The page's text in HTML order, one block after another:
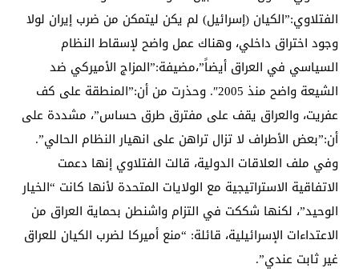
الفتلاوي:”الكيان (إسرائيل) لم يكن ليتمكن من ضرب إيران لولا
وجود اختراق داخلي، وهناك عمل واضح لإسقاط النظام
السياسي في العراق أيضاً”،مضيفة:”المزاج الأميركي ضد
الشيعة واضح منذ 2005″. وحذرت من أن:”المنطقة على كف
عفريت، والعراق يقف على مفترق طرق حساس”، مشددة على
أن:”بعض الأطراف لا تزال تراهن على انهيار النظام الحالي”.
وفي ملف العلاقات الدولية، قالت الفتلاوي إنها دعمت
الاتفاقية الاستراتيجية مع الولايات المتحدة لأنها كانت “الخيار
الوحيد”، لكنها شككت في التزام واشنطن بحماية العراق من
الاعتداءات الإسرائيلية، قائلة: “منع أميركا لضرب الكيان للعراق
غير ثابت عندي”.